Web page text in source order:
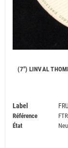
(7") LINVAL
Label
Référence
État